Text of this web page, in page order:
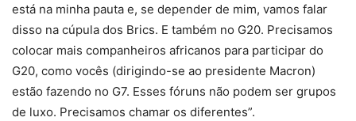
está na minha pauta e, se depender de mim, vamos falar
disso na cúpula dos Brics. E também no G20. Precisamos
colocar mais companheiros africanos para participar do
G20, como vocês (dirigindo-se ao presidente Macron)
estão fazendo no G7. Esses fóruns não podem ser grupos
de luxo. Precisamos chamar os diferentes”.